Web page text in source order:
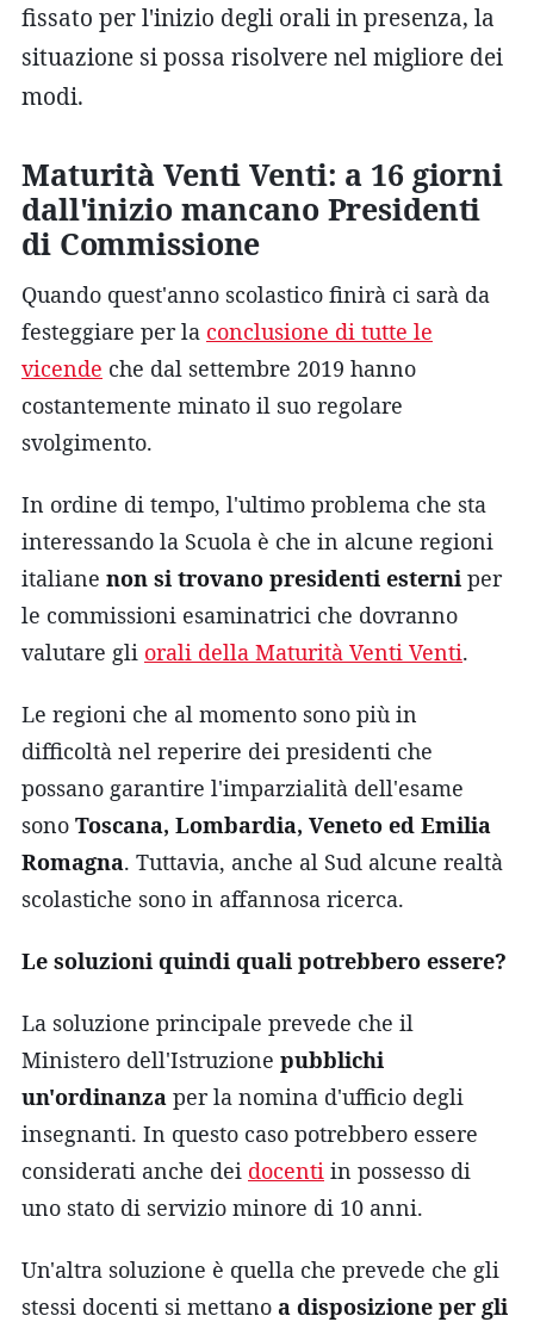
fissato per l'inizio degli orali in presenza, la
situazione si possa risolvere nel migliore dei
modi.
Maturità Venti Venti: a 16 giorni
dall'inizio mancano Presidenti
di Commissione
Quando quest'anno scolastico finirà ci sarà da
festeggiare per la conclusione di tutte le
vicende che dal settembre 2019 hanno
costantemente minato il suo regolare
svolgimento.
In ordine di tempo, l'ultimo problema che sta
interessando la Scuola è che in alcune regioni
italiane non si trovano presidenti esterni per
le commissioni esaminatrici che dovranno
valutare gli orali della Maturità Venti Venti.
Le regioni che al momento sono più in
difficoltà nel reperire dei presidenti che
possano garantire l'imparzialità dell'esame
sono Toscana, Lombardia, Veneto ed Emilia
Romagna. Tuttavia, anche al Sud alcune realtà
scolastiche sono in affannosa ricerca.
Le soluzioni quindi quali potrebbero essere?
La soluzione principale prevede che il
Ministero dell'Istruzione pubblichi
un'ordinanza per la nomina d'ufficio degli
insegnanti. In questo caso potrebbero essere
considerati anche dei docenti in possesso di
uno stato di servizio minore di 10 anni.
Un'altra soluzione è quella che prevede che gli
stessi docenti si mettano a disposizione per gli